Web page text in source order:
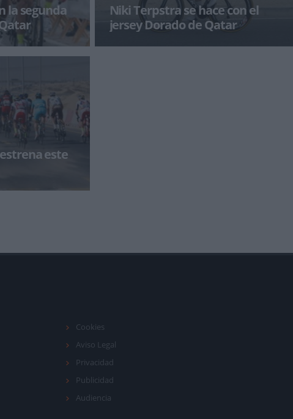
la segunda
fue el
más
Niki Terpstra se hace con el
jersey Dorado de Qatar
En condiciones de mucho viento, Niki Terpstra
este
su gira asiática
Cookies
Aviso Legal
Privacidad
Publicidad
Audiencia